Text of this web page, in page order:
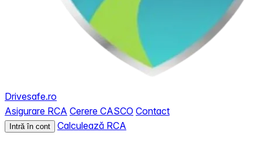
Drivesafe.ro
Asigurare RCA Cerere CASCO Contact
Intră în cont Calculează RCA